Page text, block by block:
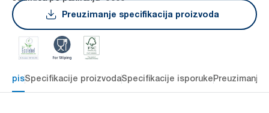
Preuzimanje specifikacija proizvoda
OpisSpecifikacije proizvodaSpecifikacije isporukePreuzimanje